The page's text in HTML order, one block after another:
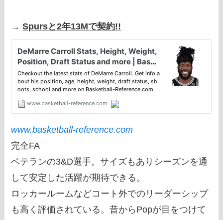
→Spursと2年13Mで契約!!
www.basketball-reference.com
完全FA
ベテランの3&D選手。サイズもありシーズンを通
して安定した活躍が期待できる。
ロッカールームなどコート外でのリーダーシップ
も高く評価されている。昔からPopが目をつけて